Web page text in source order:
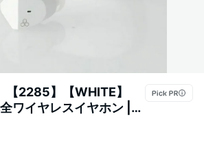
【2285】【WHITE】
ワイヤレスイヤホン |
奈川 川崎 返礼品 ファイ
ヤレス イヤフォン ワイ